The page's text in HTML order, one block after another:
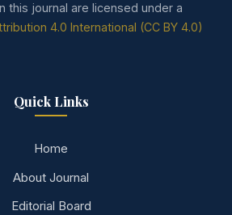
this journal are licensed under a
4.0 International (CC BY 4.0)
Quick Links
Home
About Journal
Editorial Board